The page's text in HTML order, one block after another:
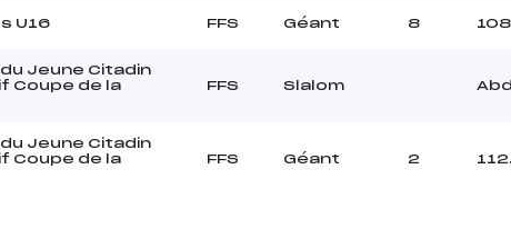
U16 FFS Géant 8
Jeune Citadin
Coupe de la
FFS Slalom Abd
Jeune Citadin
Coupe de la
FFS Géant 2